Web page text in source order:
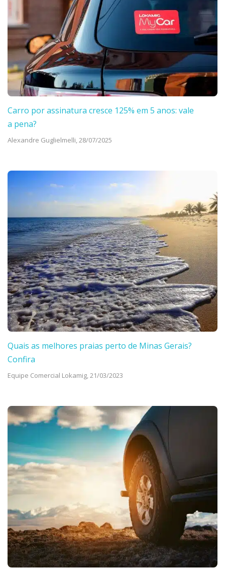
Carro por assinatura cresce 125% em 5 anos: vale
a pena?
Alexandre Guglielmelli,28/07/2025
Quais as melhores praias perto de Minas Gerais?
Confira
Equipe Comercial Lokamig,21/03/2023